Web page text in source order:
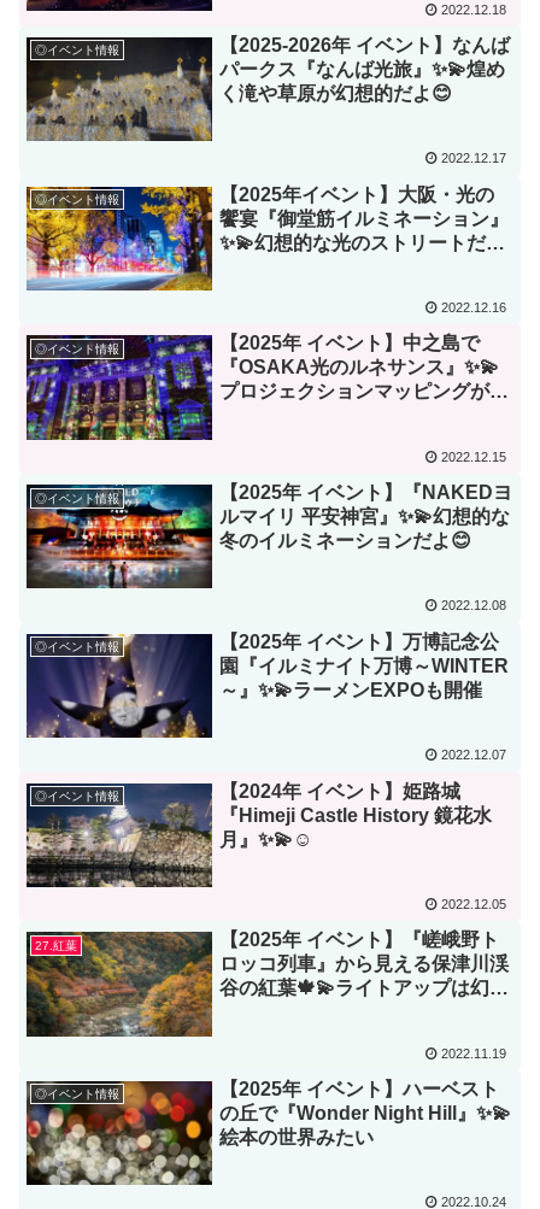
2022.12.18
◎イベント情報
【2025-2026年 イベント】なんば
パークス『なんば光旅』✨💫煌め
く滝や草原が幻想的だよ😊
2022.12.17
◎イベント情報
【2025年イベント】大阪・光の
饗宴『御堂筋イルミネーション』
✨💫幻想的な光のストリートだよ
2022.12.16
◎イベント情報
【2025年 イベント】中之島で
『OSAKA光のルネサンス』✨💫
プロジェクションマッピングが凄
2022.12.15
◎イベント情報
【2025年 イベント】『NAKEDヨ
ルマイリ 平安神宮』✨💫幻想的な
冬のイルミネーションだよ😊
2022.12.08
◎イベント情報
【2025年 イベント】万博記念公
園『イルミナイト万博～WINTER
～』✨💫ラーメンEXPOも開催
2022.12.07
◎イベント情報
【2024年 イベント】姫路城
『Himeji Castle History 鏡花水
月』✨💫☺️
2022.12.05
27.紅葉
【2025年 イベント】『嵯峨野ト
ロッコ列車』から見える保津川渓
谷の紅葉🍁💫ライトアップは幻想
2022.11.19
◎イベント情報
【2025年 イベント】ハーベスト
の丘で『Wonder Night Hill』✨💫
絵本の世界みたい
2022.10.24